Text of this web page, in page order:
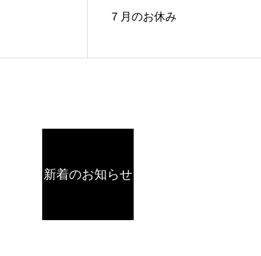
７月のお休み
新着のお知らせ